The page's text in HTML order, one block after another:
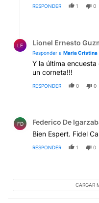
RESPONDER 1 0
LE Lionel Ernesto
Responder a Maria Cristina
Y la última
un corneta!!!
RESPONDER 0 0
FD Federico De
Bien Espert. Fidel
RESPONDER 1 0
CARGAR